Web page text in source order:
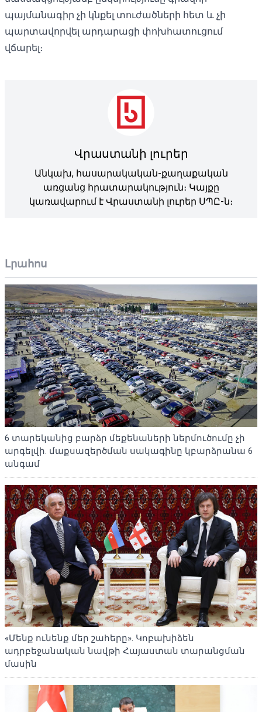
Լրահոս
6 տարեկանից բարձր մեքենաների ներմուծումը չի
արգելվի. մաքսազերծման սակագինը կբարձրանա 6
անգամ
«Մենք ունենք մեր շահերը». Կոբախիձեն
ադրբեջանական նավթի Հայաստան տարանցման
մասին
պայմանագիր չի կնքել տուժածների հետ և չի
պարտավորվել արդարացի փոխհատուցում
վճարել։
Վրաստանի լուրեր
Անկախ, հասարակական-քաղաքական
առցանց հրատարակություն։ Կայքը
կառավարում է Վրաստանի լուրեր ՍՊԸ-ն։